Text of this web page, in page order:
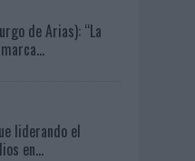
de Arias): “La
liderando el
en...